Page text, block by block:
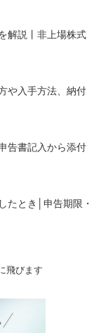
解説丨非上場株式
や入手方法、納付
告書記入から添付
たとき│申告期限・
飛びます